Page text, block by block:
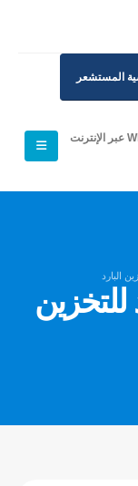
المستشعر
البارد
للتخزين